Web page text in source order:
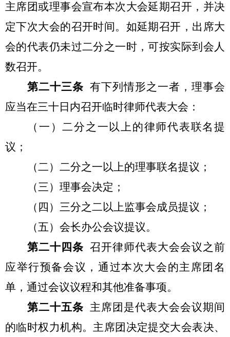
主席团或理事会宣布本次大会延期召开，并决
定下次大会的召开时间。如延期召开，出席大
会的代表仍未过二分之一时，可按实际到会人
数召开。
第二十三条 有下列情形之一者，理事会
应当在三十日内召开临时律师代表大会：
（一）二分之一以上的律师代表联名提
议；
（二）二分之一以上的理事联名提议；
（三）理事会决定；
（四）三分之二以上监事会成员提议；
（五）会长办公会议提议。
第二十四条 召开律师代表大会会议之前
应举行预备会议，通过本次大会的主席团名
单，通过会议议程和其他准备事项。
第二十五条 主席团是代表大会会议期间
的临时权力机构。主席团决定提交大会表决、